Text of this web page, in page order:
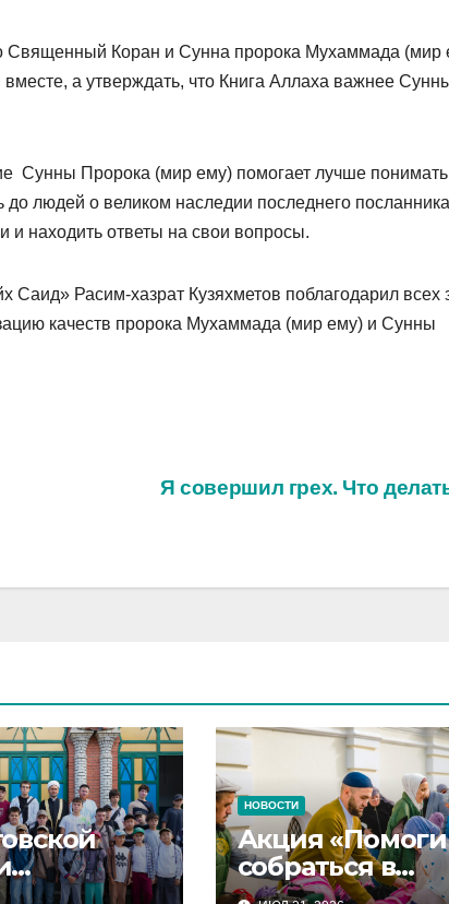
Священный Коран и Сунна пророка Мухаммада (мир
а утверждать, что Книга Аллаха важнее
Сунны Пророка (мир ему) помогает лучше понимать
людей о великом наследии последнего посланника
и находить ответы на свои вопросы.
Расим-хазрат Кузяхметов поблагодарил всех
качеств пророка Мухаммада (мир ему) и Сунны
Я совершил грех. Что
НОВОСТИ
Акция «Помоги
собраться в
школу»